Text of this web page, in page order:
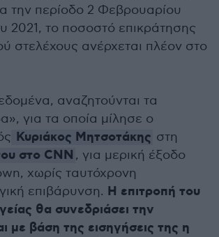
την περίοδο 2 Φεβρουαρίου
2021, το ποσοστό επικράτησης
στελέχους ανέρχεται πλέον στο
αναζητούνται τα
για τα οποία μίλησε ο
Κυριάκος Μητσοτάκης στη
στο CNN , για μερική έξοδο
χωρίς ταυτόχρονη
επιβάρυνση. Η επιτροπή του
θα συνεδριάσει την
με βάση της εισηγήσεις της η